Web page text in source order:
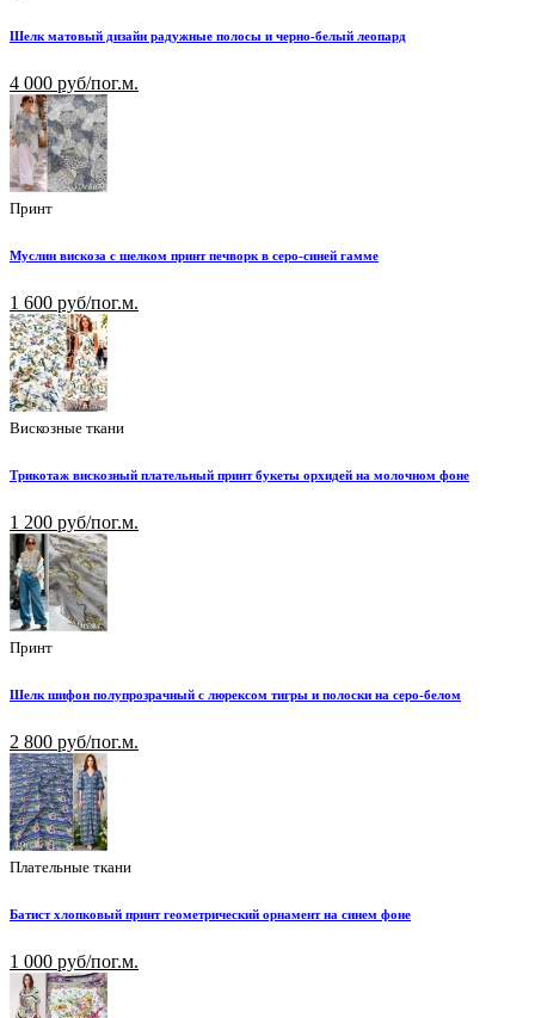
Шелк матовый дизайн радужные полосы и черно-белый леопард
4 000 руб/пог.м.
Принт
Муслин вискоза с шелком принт печворк в серо-синей гамме
1 600 руб/пог.м.
Вискозные ткани
Трикотаж вискозный плательный принт букеты орхидей на молочном фоне
1 200 руб/пог.м.
Принт
Шелк шифон полупрозрачный с люрексом тигры и полоски на серо-белом
2 800 руб/пог.м.
Плательные ткани
Батист хлопковый принт геометрический орнамент на синем фоне
1 000 руб/пог.м.